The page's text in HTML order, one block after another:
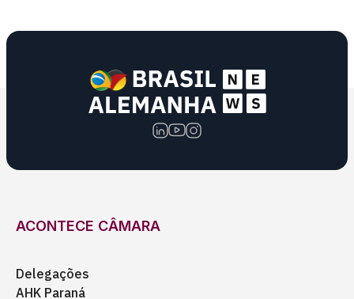
ACONTECE CÂMARA
Delegações
AHK Paraná